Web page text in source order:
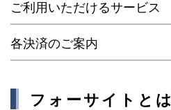
ご利用いただけるサービス
各決済のご案内
フォーサイトとは